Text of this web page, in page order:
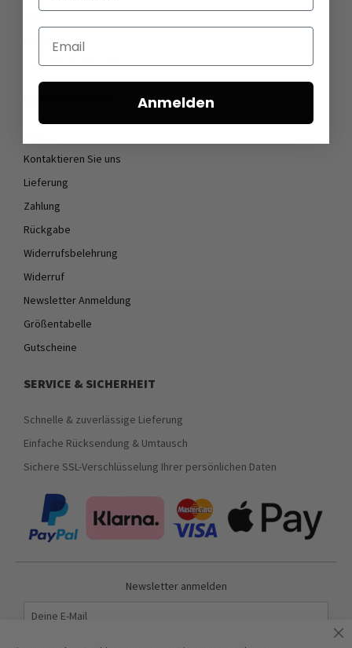
AGB
Cookie Einstellungen
Kontaktieren Sie uns
Lieferung
Zahlung
Rückgabe
Widerrufsbelehrung
Widerruf
Newsletter Anmeldung
Größentabelle
Gutscheine
SERVICE & SICHERHEIT
Schnelle & zuverlässige Lieferung
Einfache Rücksendung & Umtausch
Sichere SSL-Verschlüsselung Ihrer persönlichen Daten
Newsletter anmelden
Email
Anmelden